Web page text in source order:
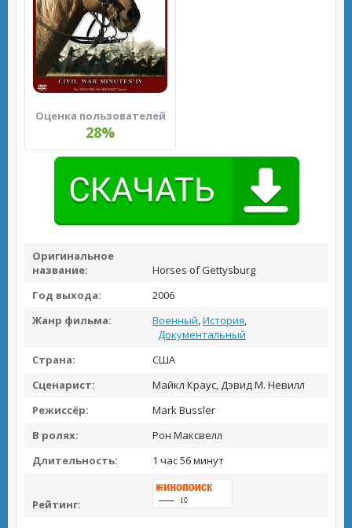
Оценка пользователей
28%
Оригинальное
название:
Horses of Gettysburg
Год выхода:
2006
Жанр фильма:
Военный,История,
Документальный
Страна:
США
Сценарист:
Майкл Краус, Дэвид М. Невилл
Режиссёр:
Mark Bussler
В ролях:
Рон Максвелл
Длительность:
1 час 56 минут
Рейтинг: